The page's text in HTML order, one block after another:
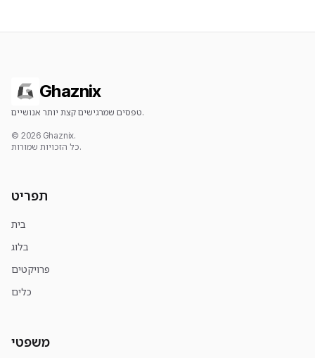
Ghaznix
טפסים שמרגישים קצת יותר אנושיים.
© 2026 Ghaznix.
כל הזכויות שמורות.
תפריט
בית
בלוג
פרויקטים
כלים
משפטי